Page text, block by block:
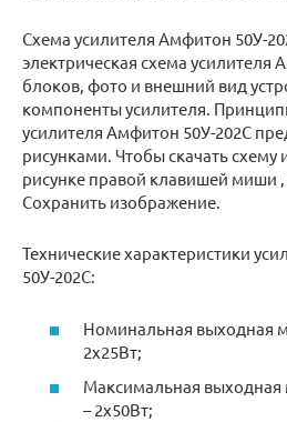
Схема усилителя Амфитон 50У-
электрическая схема усилителя
блоков, фото и внешний вид
компоненты усилителя.
усилителя Амфитон 50У-202С
рисунками. Чтобы скачать схему
рисунке правой клавишей миши ,
Сохранить изображение.
Технические характеристики
50У-202С:
Номинальная выходная
2х25Вт;
Максимальная
– 2х50Вт;